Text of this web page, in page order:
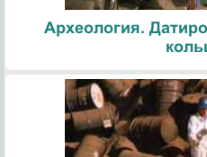
Археология.